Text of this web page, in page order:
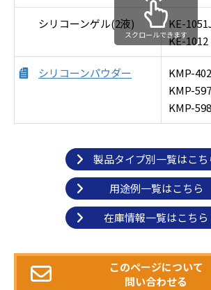
シリコーンゲル(2液)
KE-
KE-1012
シリコーンパウダー
KMP-402
KMP-597
KMP-598
スクロールできます
製品タイプ別一覧はこち
用途例一覧はこちら
在庫情報一覧はこちら
このページについて
問い合わせる